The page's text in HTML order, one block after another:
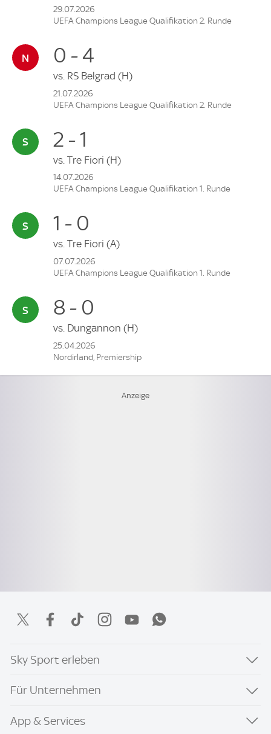
29.07.2026
UEFA Champions League Qualifikation 2. Runde
0 - 4
vs. RS Belgrad (H)
21.07.2026
UEFA Champions League Qualifikation 2. Runde
2 - 1
vs. Tre Fiori (H)
14.07.2026
UEFA Champions League Qualifikation 1. Runde
1 - 0
vs. Tre Fiori (A)
07.07.2026
UEFA Champions League Qualifikation 1. Runde
8 - 0
vs. Dungannon (H)
25.04.2026
Nordirland, Premiership
Sky Sport erleben
Für Unternehmen
App & Services